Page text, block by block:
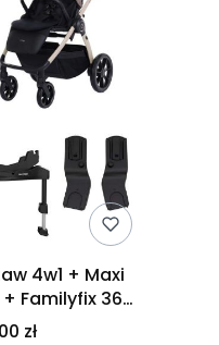
Familyfix 360
of Nature
zł